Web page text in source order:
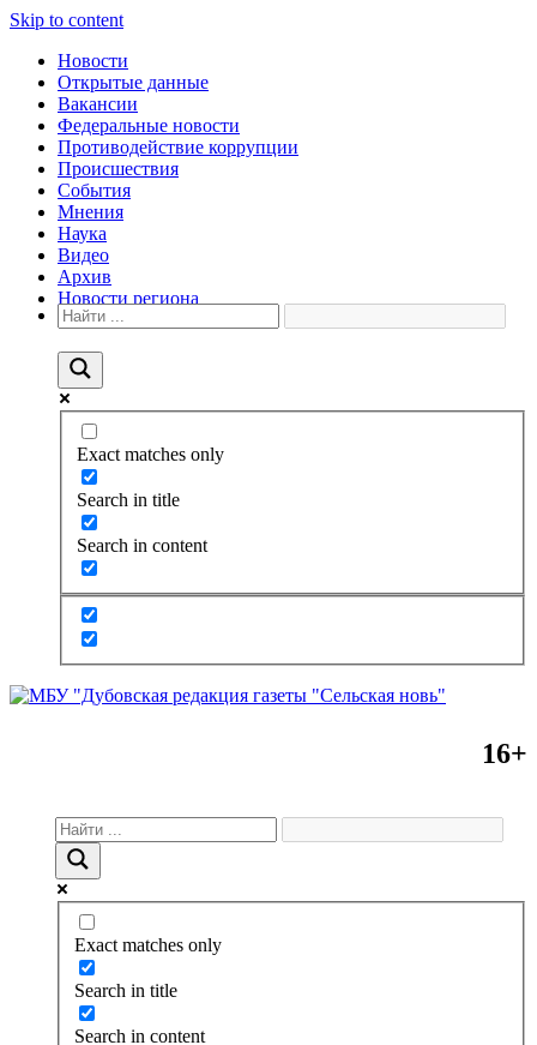
Skip to content
Новости
Открытые данные
Вакансии
Федеральные новости
Противодействие коррупции
Происшествия
События
Мнения
Наука
Видео
Архив
Новости региона
Exact matches only
Search in title
Search in content
16+
Exact matches only
Search in title
Search in content